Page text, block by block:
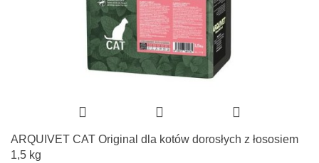
ARQUIVET CAT Original dla kotów dorosłych z łososiem
1,5 kg